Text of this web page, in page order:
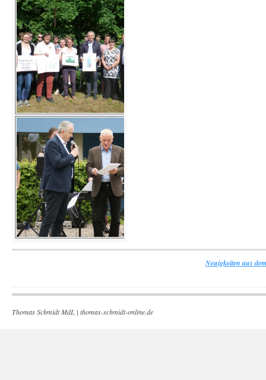
Neuigkeiten aus
Thomas Schmidt MdL | thomas-schmidt-online.de